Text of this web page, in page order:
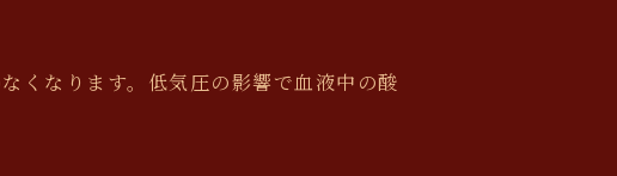
くなります。低気圧の影響で血液中の酸